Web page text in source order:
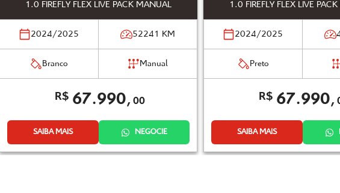
1.0 FIREFLY FLEX LIVE PACK MANUAL
2024/2025 52241 KM
Branco Manual
R$67.990, 00
SAIBA MAIS NEGOCIE
1.0 FIREFLY FLEX LIVE
2024/2025
Preto
R$67.990,
SAIBA MAIS